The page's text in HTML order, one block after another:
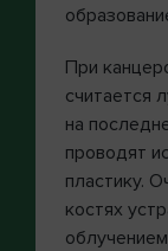
При
считается
на
проводят
пластику.
костях